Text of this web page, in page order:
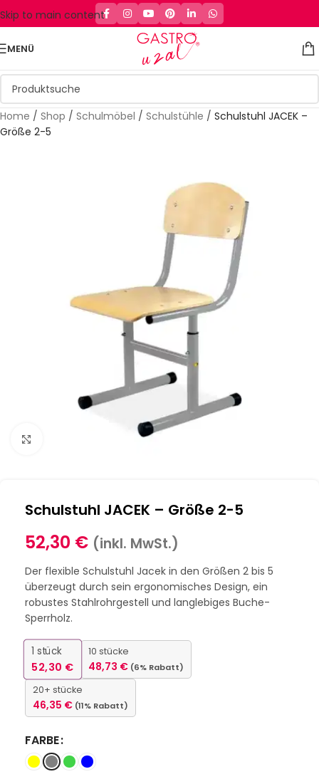
Skip to main content
MENÜ
Home / Shop / Schulmöbel / Schulstühle / Schulstuhl JACEK –
Größe 2-5
Klick zum Vergrößern
Schulstuhl JACEK – Größe 2-5
52,30 € (inkl. MwSt.)
Der flexible Schulstuhl Jacek in den Größen 2 bis 5
überzeugt durch sein ergonomisches Design, ein
robustes Stahlrohrgestell und langlebiges Buche-
Sperrholz.
1 stück
52,30 €
10 stücke
48,73 € (6% Rabatt)
20+ stücke
46,35 € (11% Rabatt)
FARBE